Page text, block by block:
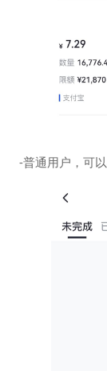
-普通用户，可以